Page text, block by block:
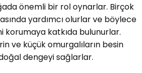
önemli bir rol oynarlar. Birçok
yardımcı olurlar ve böylece
korumaya katkıda bulunurlar.
ve küçük omurgalıların besin
dengeyi sağlarlar.